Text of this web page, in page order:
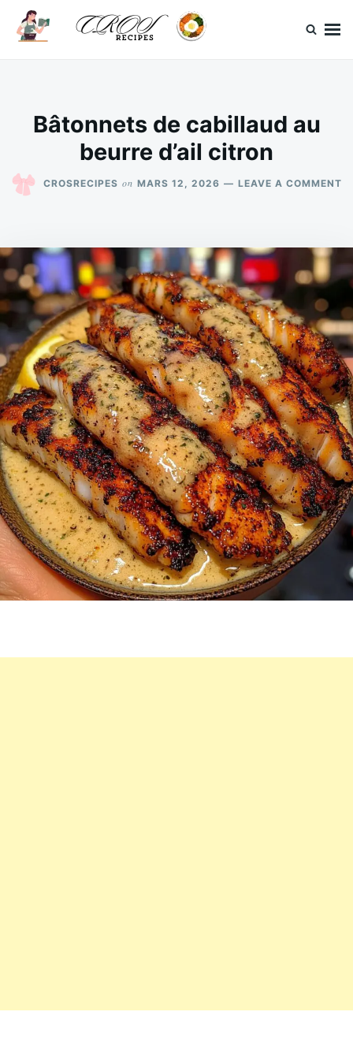
SkipSearch
for:
Bâtonnets de cabillaud au
beurre d’ail citron
CROSRECIPES on MARS 12, 2026 LEAVE A COMMENT